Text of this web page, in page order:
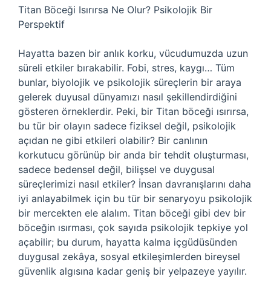
Titan Böceği Isırırsa Ne Olur? Psikolojik Bir
Perspektif
Hayatta bazen bir anlık korku, vücudumuzda uzun
süreli etkiler bırakabilir. Fobi, stres, kaygı… Tüm
bunlar, biyolojik ve psikolojik süreçlerin bir araya
gelerek duyusal dünyamızı nasıl şekillendirdiğini
gösteren örneklerdir. Peki, bir Titan böceği ısırırsa,
bu tür bir olayın sadece fiziksel değil, psikolojik
açıdan ne gibi etkileri olabilir? Bir canlının
korkutucu görünüp bir anda bir tehdit oluşturması,
sadece bedensel değil, bilişsel ve duygusal
süreçlerimizi nasıl etkiler? İnsan davranışlarını daha
iyi anlayabilmek için bu tür bir senaryoyu psikolojik
bir mercekten ele alalım. Titan böceği gibi dev bir
böceğin ısırması, çok sayıda psikolojik tepkiye yol
açabilir; bu durum, hayatta kalma içgüdüsünden
duygusal zekâya, sosyal etkileşimlerden bireysel
güvenlik algısına kadar geniş bir yelpazeye yayılır.